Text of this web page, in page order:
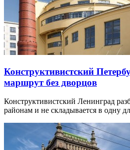
Конструктивистский
маршрут без дворцов
Конструктивистский Ленинград
районам и не складывается в одну